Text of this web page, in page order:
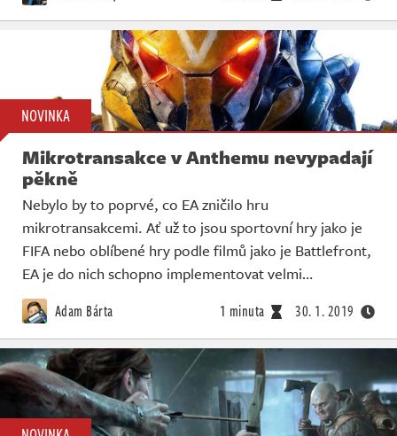
NOVINKA
Mikrotransakce v Anthemu nevypadají
pěkně
Nebylo by to poprvé, co EA zničilo hru
mikrotransakcemi. Ať už to jsou sportovní hry jako je
FIFA nebo oblíbené hry podle filmů jako je Battlefront,
EA je do nich schopno implementovat velmi…
Adam Bárta 1 minuta 30. 1. 2019